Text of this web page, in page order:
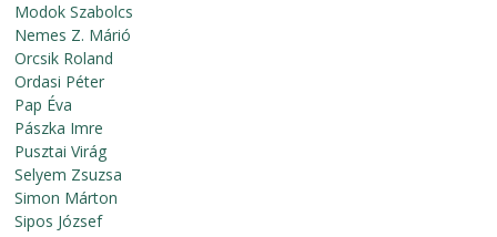
Modok Szabolcs
Nemes Z. Márió
Orcsik Roland
Ordasi Péter
Pap Éva
Pászka Imre
Pusztai Virág
Selyem Zsuzsa
Simon Márton
Sipos József